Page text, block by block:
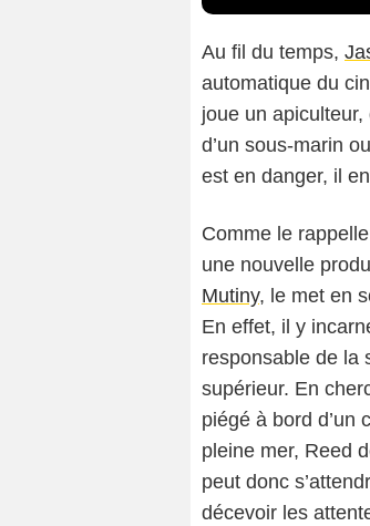
Au fil du temps,
automatique du
joue un apiculteur,
d’un sous-marin
est en danger, il
Comme le rappelle
une nouvelle
Mutiny, le met en
En effet, il y
responsable de la
supérieur. En
piégé à bord d’un
pleine mer, Reed
peut donc
décevoir les